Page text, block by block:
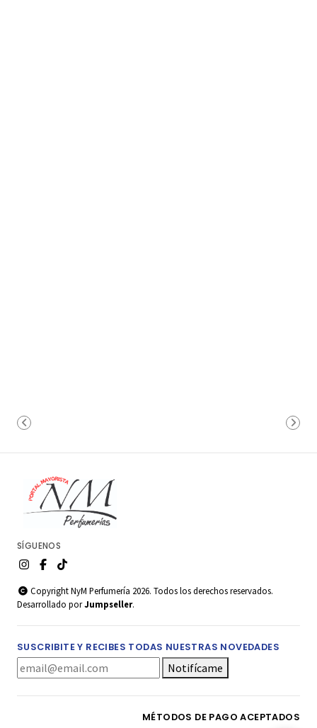
SÍGUENOS
Copyright NyM Perfumería 2026. Todos los derechos reservados.
Desarrollado porJumpseller.
SUSCRIBITE Y RECIBES TODAS NUESTRAS NOVEDADES
Notifícame
MÉTODOS DE PAGO ACEPTADOS